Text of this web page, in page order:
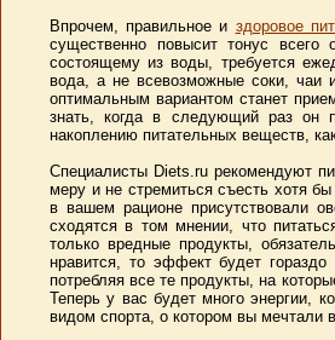
Впрочем, правильное и здоровое
существенно повысит тонус всего
состоящему из воды, требуется
вода, а не всевозможные соки, чаи
оптимальным вариантом станет
знать, когда в следующий раз он
накоплению питательных веществ,
Специалисты Diets.ru рекомендуют
меру и не стремиться съесть хотя
в вашем рационе присутствовали
сходятся в том мнении, что
только вредные продукты,
нравится, то эффект будет
потребляя все те продукты, на
Теперь у вас будет много энергии,
видом спорта, о котором вы мечтали